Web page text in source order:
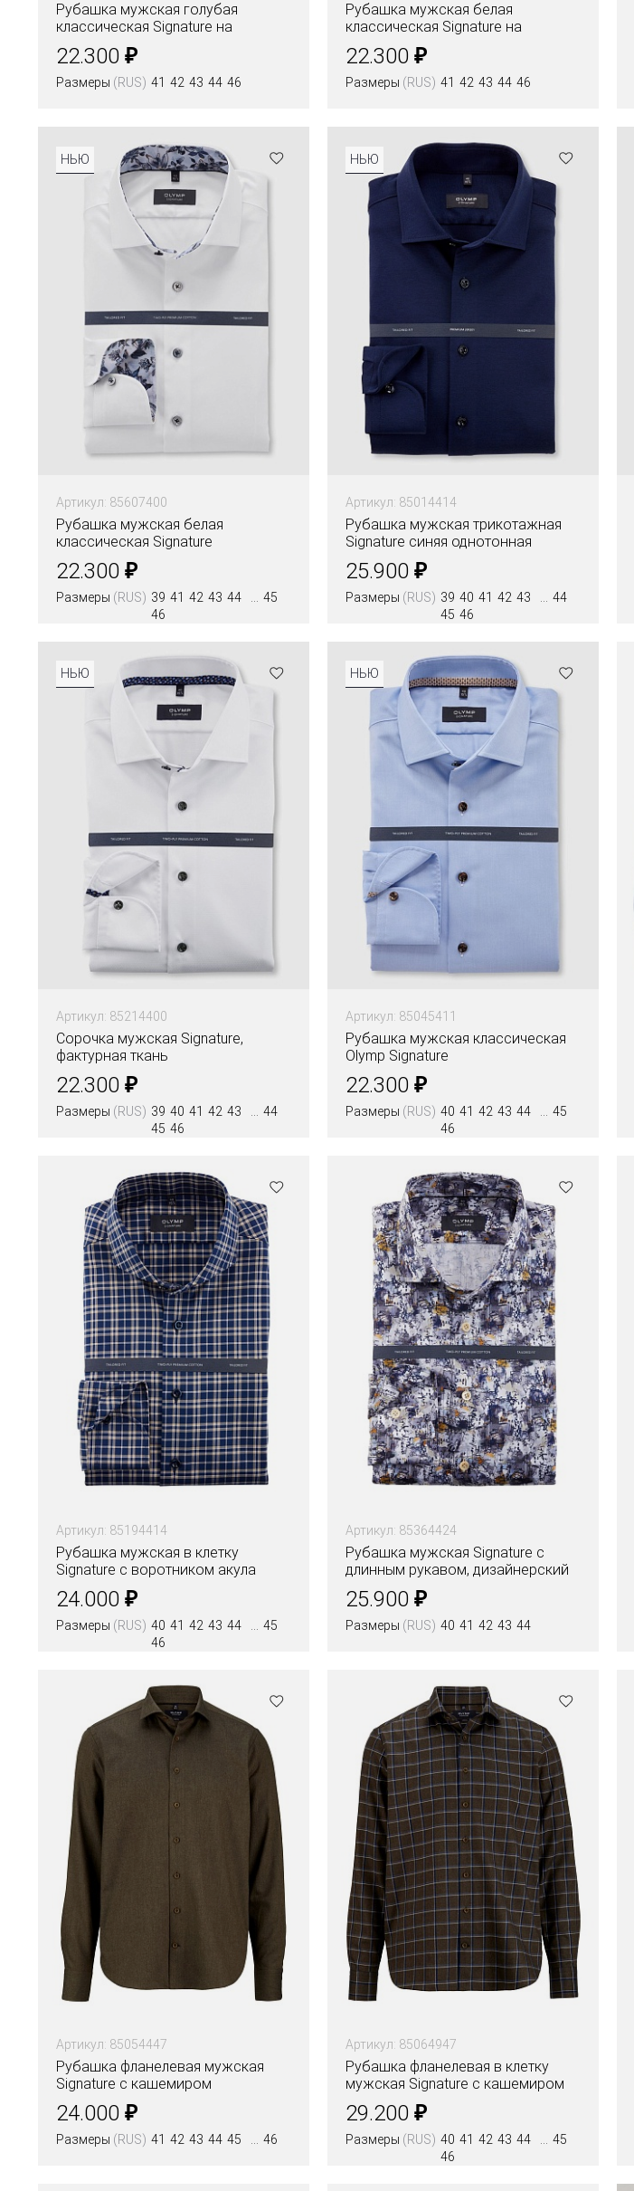
Рубашка мужская голубая
классическая Signature на
высокий рост
22.300 ₽
Размеры (RUS) 41 42 43 44 46
Рубашка мужская белая
классическая Signature на
высокий рост
22.300 ₽
Размеры (RUS) 41 42 43 44 46
НЬЮ
Артикул: 85607400
Рубашка мужская белая
классическая Signature
22.300 ₽
Размеры (RUS) 39 41 42 43 44
45
46
Цвета
НЬЮ
Артикул: 85014414
Рубашка мужская трикотажная
Signature синяя однотонная
25.900 ₽
Размеры (RUS) 39 40 41 42 43
44
45 46
Цвета
НЬЮ
Артикул: 85214400
Сорочка мужская Signature,
фактурная ткань
22.300 ₽
Размеры (RUS) 39 40 41 42 43
44
45 46
НЬЮ
Артикул: 85045411
Рубашка мужская классическая
Olymp Signature
22.300 ₽
Размеры (RUS) 40 41 42 43 44
45
46
Артикул: 85194414
Рубашка мужская в клетку
Signature с воротником акула
24.000 ₽
Размеры (RUS) 40 41 42 43 44
45
46
Артикул: 85364424
Рубашка мужская Signature с
длинным рукавом, дизайнерский
принт
25.900 ₽
Размеры (RUS) 40 41 42 43 44
Артикул: 85054447
Рубашка фланелевая мужская
Signature с кашемиром
24.000 ₽
Размеры (RUS) 41 42 43 44 45
46
Артикул: 85064947
Рубашка фланелевая в клетку
мужская Signature с кашемиром
на высокий рост
29.200 ₽
Размеры (RUS) 40 41 42 43 44
45
46